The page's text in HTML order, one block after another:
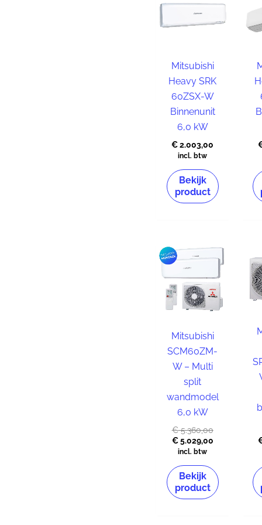
Mitsubishi
Heavy SRK
60ZSX-W
Binnenunit
6,0 kW
€2.003,00
incl. btw
Bekijk
product
Mitsubishi
SCM60ZM-
W – Multi
split
wandmodel
6,0 kW
€5.360,00
prijs
was:
€ 5.360,00.
€5.029,00
Huidige
prijs
is:
€ 5.029,00.
incl. btw
Bekijk
product